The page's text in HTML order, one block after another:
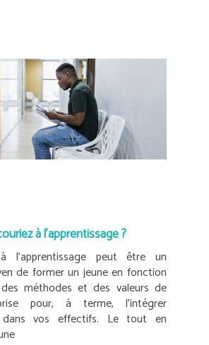
à l’apprentissage ?
l’apprentissage peut être un
de former un jeune en fonction
méthodes et des valeurs de
pour, à terme, l’intégrer
dans vos effectifs. Le tout en